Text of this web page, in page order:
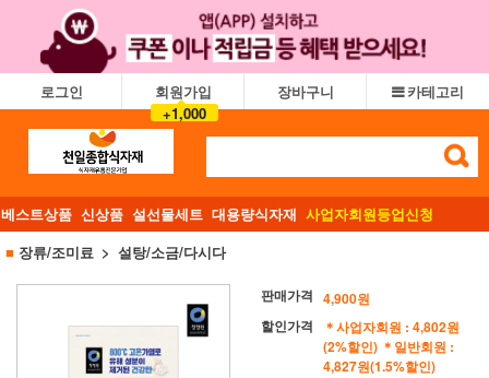
로그인
회원가입
+1,000
장바구니 카테고리
베스트상품 신상품 설선물세트 대용량식자재 사업자회원등업신청
■ 장류/조미료 설탕/소금/다시다
판매가격 4,900원
할인가격
＊사업자회원 : 4,802원
(2%할인) ＊일반회원 :
4,827원(1.5%할인)